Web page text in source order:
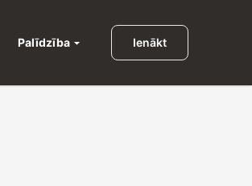
Palīdzība Ienākt